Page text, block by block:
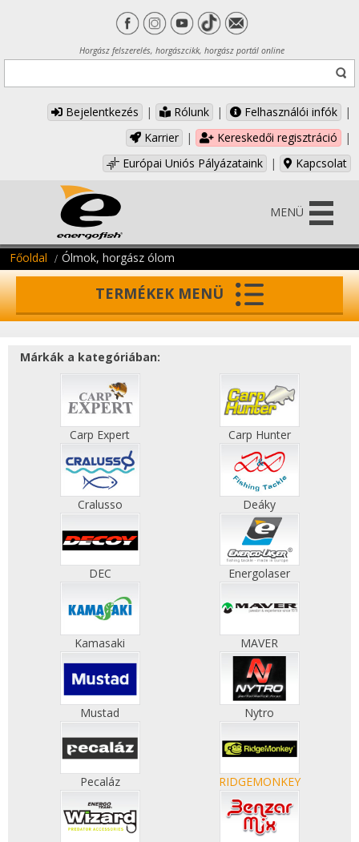
Horgász felszerelés, horgászcikk, horgász portál online
Bejelentkezés | Rólunk | Felhasználói infók
|
Karrier
| Kereskedői regisztráció
|
Európai Uniós Pályázataink
| Kapcsolat
MENÜ
Főoldal Ólmok, horgász ólom
TERMÉKEK MENÜ
Márkák a kategóriában:
Carp Expert Carp Hunter
Cralusso Deáky
DEC Energolaser
Kamasaki MAVER
Mustad Nytro
Pecaláz RIDGEMONKEY